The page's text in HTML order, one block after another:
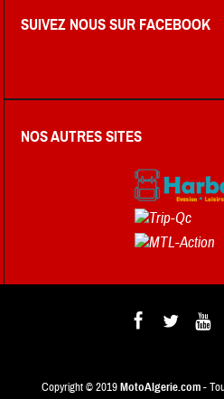
SUIVEZ NOUS SUR FACEBOOK
NOS AUTRES SITES
Copyright © 2019MotoAlgerie.com-